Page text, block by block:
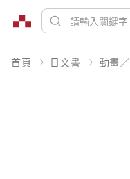
首頁 日文書 動畫